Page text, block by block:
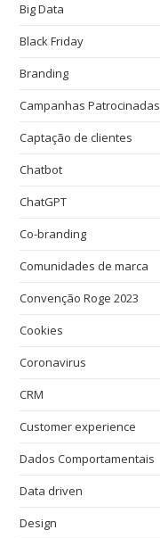
Big Data
Black Friday
Branding
Campanhas Patrocinadas
Captação de clientes
Chatbot
ChatGPT
Co-branding
Comunidades de marca
Convenção Roge 2023
Cookies
Coronavirus
CRM
Customer experience
Dados Comportamentais
Data driven
Design